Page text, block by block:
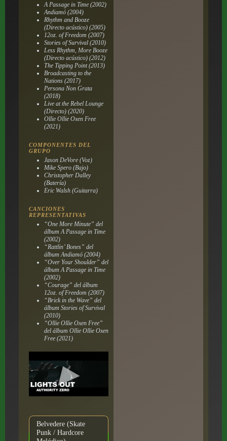
A Passage in Time (2002)
Andiamó (2004)
Rhythm and Booze
(Directo acústico) (2005)
12oz. of Freedom (2007)
Stories of Survival (2010)
Less Rhythm, More Booze
(Directo acústico) (2012)
The Tipping Point (2013)
Broadcasting to the
Nations (2017)
Persona Non Grata
(2018)
Live at the Rebel Lounge
(Directo) (2020)
Ollie Ollie Oxen Free
(2021)
COMPONENTES DEL
GRUPO
Jason DeVore (Voz)
Mike Spero (Bajo)
Christopher Dalley
(Batería)
Eric Walsh (Guitarra)
CANCIONES
REPRESENTATIVAS
“One More Minute” del
álbum A Passage in Time
(2002)
“Rattlin’ Bones” del
álbum Andiamó (2004)
“Over Your Shoulder” del
álbum A Passage in Time
(2002)
“Courage” del álbum
12oz. of Freedom (2007)
“Brick in the Wave” del
álbum Stories of Survival
(2010)
“Ollie Ollie Oxen Free”
del álbum Ollie Ollie Oxen
Free (2021)
Belvedere (Skate
Punk / Hardcore